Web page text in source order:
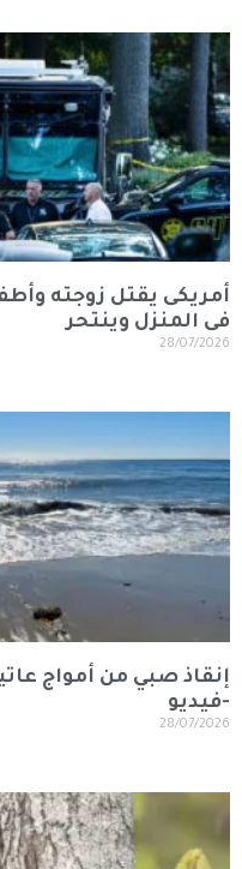
أمريكى يقتل زوجته
فى المنزل وينتحر
28/07/2026
إنقاذ صبي من أمواج
-فيديو
28/07/2026